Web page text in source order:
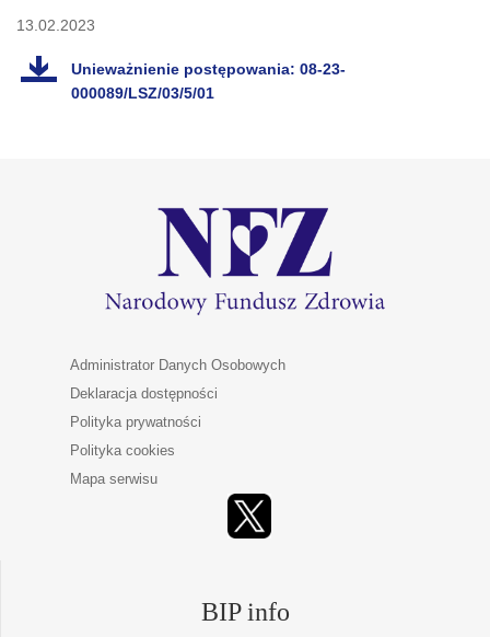
13.02.2023
Unieważnienie postępowania: 08-23-
000089/LSZ/03/5/01
Administrator Danych Osobowych
Deklaracja dostępności
Polityka prywatności
Polityka cookies
Mapa serwisu
BIP info